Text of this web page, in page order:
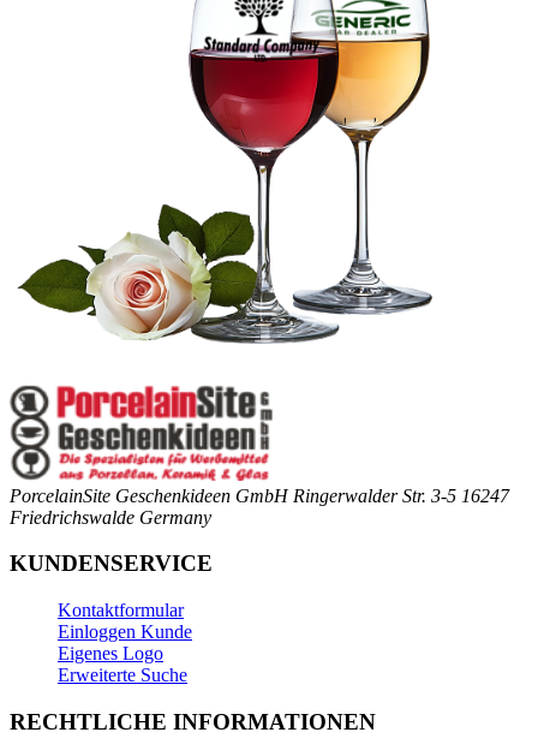
PorcelainSite Geschenkideen GmbH Ringerwalder Str. 3-5 16247
Friedrichswalde Germany
KUNDENSERVICE
Kontaktformular
Einloggen Kunde
Eigenes Logo
Erweiterte Suche
RECHTLICHE INFORMATIONEN